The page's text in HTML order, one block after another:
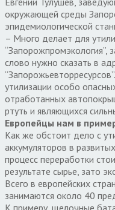
окружающей среды
эпидемиологической
– Много делает для
“Запорожпромэкология”,
слово нужно сказать в
утилизации особо
отработанных
ртуть и являющихся
Европейцы нам в
Как же обстоит дело с
аккумуляторов в
процесс переработки
результате сырье, зато
Всего в европейских
занимаются около 40
К примеру, щелочные